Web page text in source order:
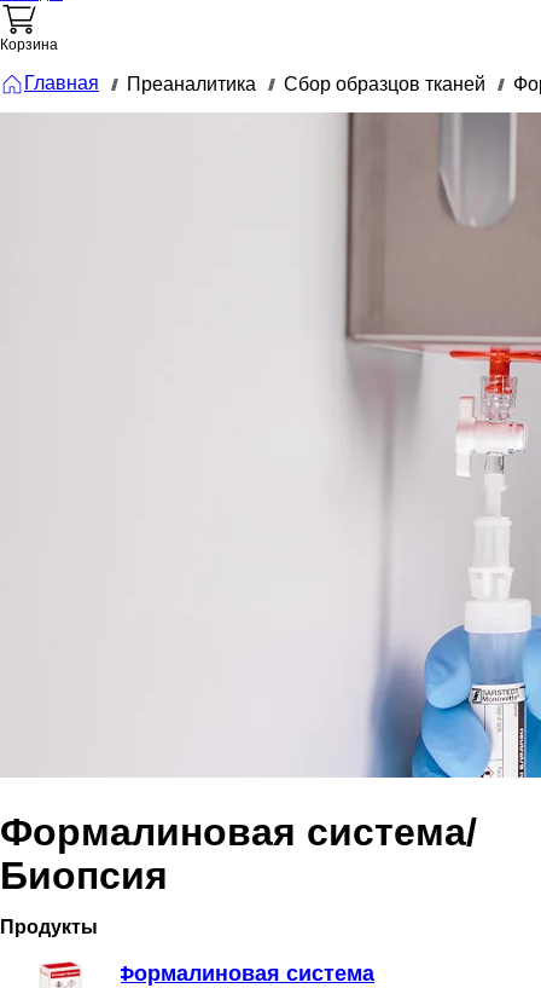
Корзина
Главная /// Преаналитика /// Сбор образцов тканей ///
Формалиновая система/
Биопсия
Продукты
Формалиновая система